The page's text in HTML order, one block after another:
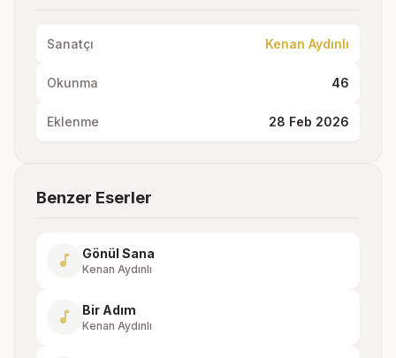
Sanatçı Kenan Aydınlı
Okunma 46
Eklenme 28 Feb 2026
Benzer Eserler
music_note Gönül Sana
Kenan Aydınlı
music_note Bir Adım
Kenan Aydınlı